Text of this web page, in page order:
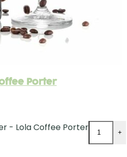
Porter
- Lola Coffee Porter +